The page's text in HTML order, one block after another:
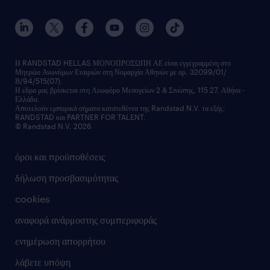
εκπαίδευση εργαζομένων
υπηρεσίες inhouse
υπηρεσίες redeployment
workforce insights
επικοινώνησε μαζί μας
τα γραφεία μας
δελτία τύπου
οικονομικά στοιχεία
επικοινώνησε μαζί μας
όροι και προϋποθέσεις
δήλωση προσβασιμότητας
cookies
αναφορά ανάρμοστης συμπεριφοράς
ενημέρωση απορρήτου
λάβετε υπόψη
Η RANDSTAD HELLAS ΜΟΝΟΠΡΟΣΩΠΗ ΑΕ είναι εγγεγραμμένη στο
Μητρώο Ανωνύμων Εταιριών στη Νομαρχία Αθηνών με αρ. 32099/01/
Β/94/515(07).
Η έδρα μας βρίσκεται στη Λεωφόρο Μεσογείων 2 & Σινώπης, 115 27, Αθήνα -
Ελλάδα.
Αποτελούν εμπορικά σήματα κατατεθέντα της Randstad N.V. τα εξής:
RANDSTAD και PARTNER FOR TALENT.
© Randstad N.V. 2026